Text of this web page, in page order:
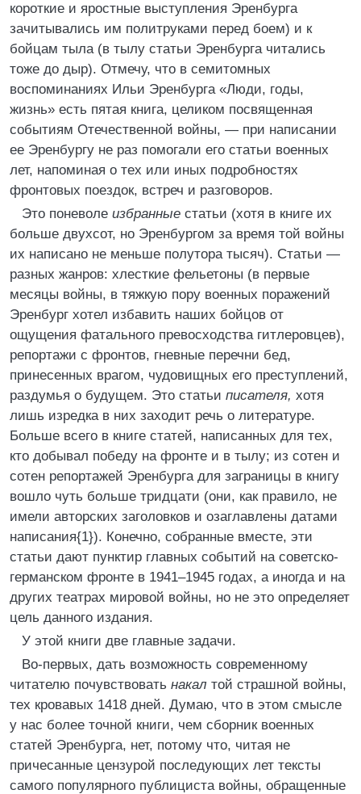
короткие и яростные выступления Эренбурга
зачитывались им политруками перед боем) и к
бойцам тыла (в тылу статьи Эренбурга читались
тоже до дыр). Отмечу, что в семитомных
воспоминаниях Ильи Эренбурга «Люди, годы,
жизнь» есть пятая книга, целиком посвященная
событиям Отечественной войны, — при написании
ее Эренбургу не раз помогали его статьи военных
лет, напоминая о тех или иных подробностях
фронтовых поездок, встреч и разговоров.
Это поневоле избранные статьи (хотя в книге их
больше двухсот, но Эренбургом за время той войны
их написано не меньше полутора тысяч). Статьи —
разных жанров: хлесткие фельетоны (в первые
месяцы войны, в тяжкую пору военных поражений
Эренбург хотел избавить наших бойцов от
ощущения фатального превосходства гитлеровцев),
репортажи с фронтов, гневные перечни бед,
принесенных врагом, чудовищных его преступлений,
раздумья о будущем. Это статьи писателя, хотя
лишь изредка в них заходит речь о литературе.
Больше всего в книге статей, написанных для тех,
кто добывал победу на фронте и в тылу; из сотен и
сотен репортажей Эренбурга для заграницы в книгу
вошло чуть больше тридцати (они, как правило, не
имели авторских заголовков и озаглавлены датами
написания{1}). Конечно, собранные вместе, эти
статьи дают пунктир главных событий на советско-
германском фронте в 1941–1945 годах, а иногда и на
других театрах мировой войны, но не это определяет
цель данного издания.
У этой книги две главные задачи.
Во-первых, дать возможность современному
читателю почувствовать накал той страшной войны,
тех кровавых 1418 дней. Думаю, что в этом смысле
у нас более точной книги, чем сборник военных
статей Эренбурга, нет, потому что, читая не
причесанные цензурой последующих лет тексты
самого популярного публициста войны, обращенные